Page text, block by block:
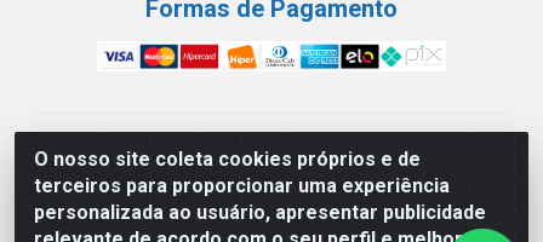
O nosso site coleta cookies próprios e de
terceiros para proporcionar uma experiência
personalizada ao usuário, apresentar publicidade
Formas de Pagamento
América Latina Indústria e Comércio de Vidros LTDA -
CNPJ 19.813.045/0001-03 - Rua Carlos Drummond de
Andrade, 151 Núcleo Industrial III – Cascavel/PR - CEP
85.811-530